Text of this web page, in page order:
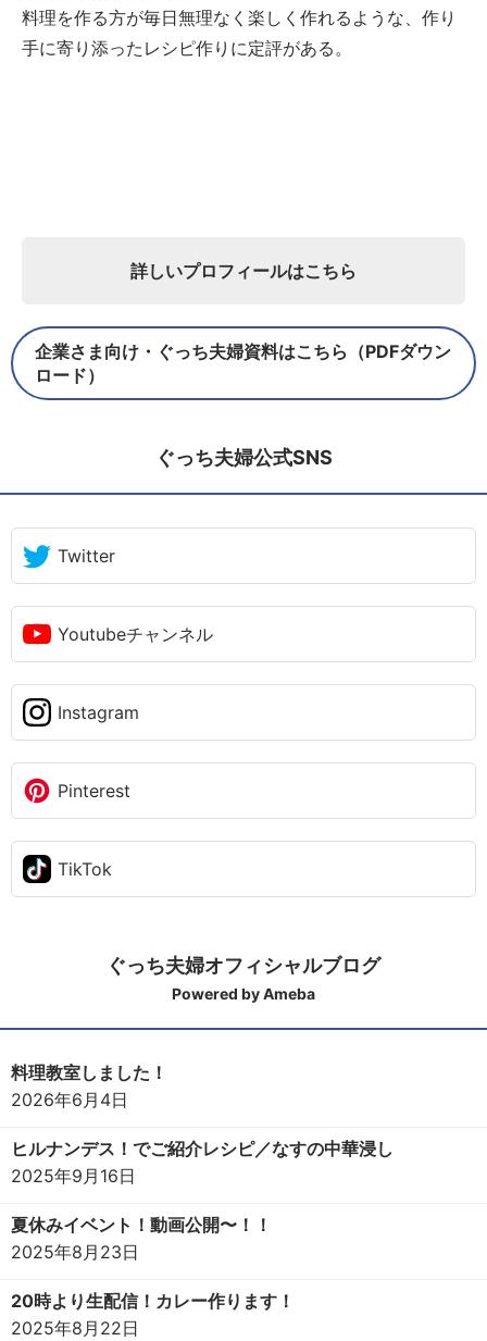
料理を作る方が毎日無理なく楽しく作れるような、作り
手に寄り添ったレシピ作りに定評がある。
詳しいプロフィールはこちら
企業さま向け・ぐっち夫婦資料はこちら（PDFダウン
ロード）
ぐっち夫婦公式SNS
Twitter
Youtubeチャンネル
Instagram
Pinterest
TikTok
ぐっち夫婦オフィシャルブログ
Powered by Ameba
料理教室しました！
2026年6月4日
ヒルナンデス！でご紹介レシピ／なすの中華浸し
2025年9月16日
夏休みイベント！動画公開〜！！
2025年8月23日
20時より生配信！カレー作ります！
2025年8月22日